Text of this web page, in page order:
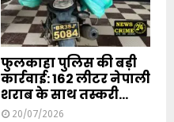
फुलकाहा पुलिस की बड़ी
कार्रवाई: 162 लीटर नेपाली
शराब के साथ तस्करी...
20/07/2026